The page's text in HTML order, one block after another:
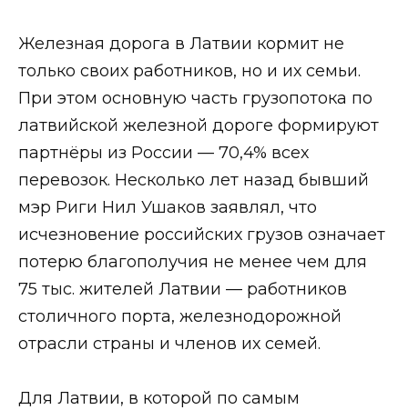
Железная дорога в Латвии кормит не
только своих работников, но и их семьи.
При этом основную часть грузопотока по
латвийской железной дороге формируют
партнёры из России — 70,4% всех
перевозок. Несколько лет назад бывший
мэр Риги Нил Ушаков заявлял, что
исчезновение российских грузов означает
потерю благополучия не менее чем для
75 тыс. жителей Латвии — работников
столичного порта, железнодорожной
отрасли страны и членов их семей.
Для Латвии, в которой по самым